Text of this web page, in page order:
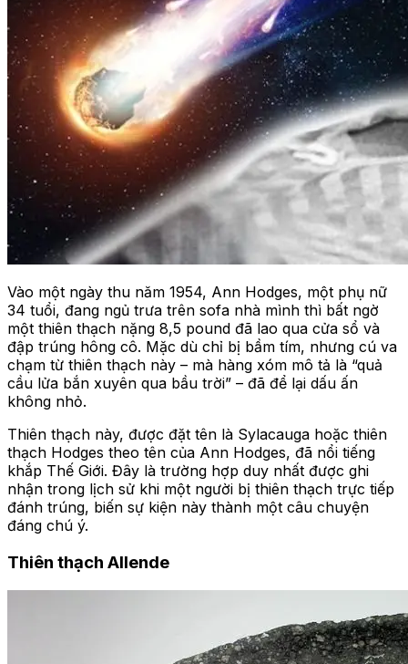
Vào một ngày thu năm 1954, Ann Hodges, một phụ nữ
34 tuổi, đang ngủ trưa trên sofa nhà mình thì bất ngờ
một thiên thạch nặng 8,5 pound đã lao qua cửa sổ và
đập trúng hông cô. Mặc dù chỉ bị bầm tím, nhưng cú va
chạm từ thiên thạch này – mà hàng xóm mô tả là “quả
cầu lửa bắn xuyên qua bầu trời” – đã để lại dấu ấn
không nhỏ.
Thiên thạch này, được đặt tên là Sylacauga hoặc thiên
thạch Hodges theo tên của Ann Hodges, đã nổi tiếng
khắp Thế Giới. Đây là trường hợp duy nhất được ghi
nhận trong lịch sử khi một người bị thiên thạch trực tiếp
đánh trúng, biến sự kiện này thành một câu chuyện
đáng chú ý.
Thiên thạch Allende